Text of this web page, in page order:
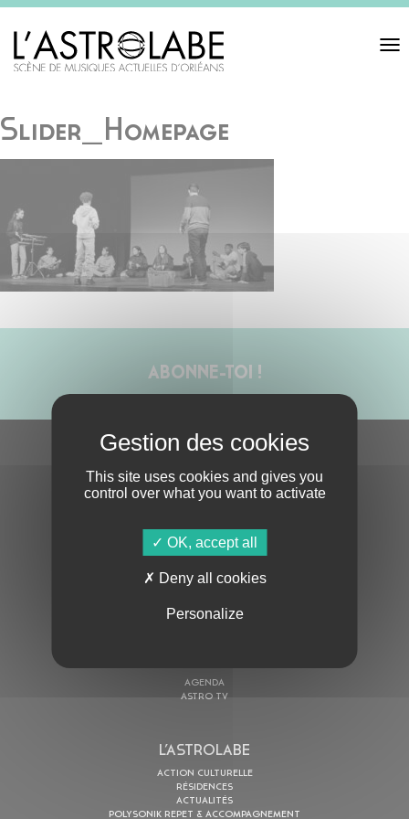
Toggle
Slider_Homepage
ABONNE-TOI !
AGENDA
ASTRO TV
L’ASTROLABE
ACTION CULTURELLE
RÉSIDENCES
ACTUALITÉS
POLYSONIK REPET & ACCOMPAGNEMENT
This site uses cookies and gives you
control over what you want to activate
OK, accept all
Deny all cookies
Personalize